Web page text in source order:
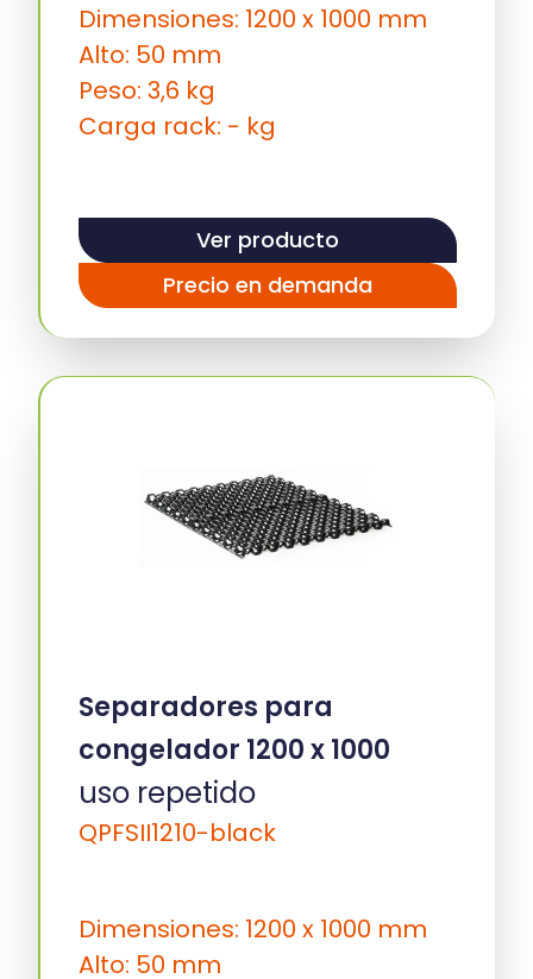
Dimensiones: 1200 x 1000 mm
Alto: 50 mm
Peso: 3,6 kg
Carga rack: - kg
Ver producto
Precio en demanda
Separadores para
congelador 1200 x 1000
uso repetido
QPFSII1210-black
Dimensiones: 1200 x 1000 mm
Alto: 50 mm